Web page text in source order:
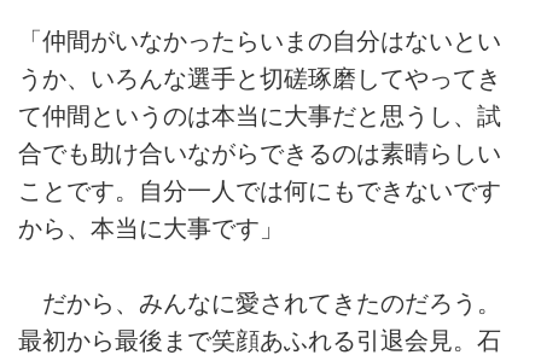
「仲間がいなかったらいまの自分はないとい
うか、いろんな選手と切磋琢磨してやってき
て仲間というのは本当に大事だと思うし、試
合でも助け合いながらできるのは素晴らしい
ことです。自分一人では何にもできないです
から、本当に大事です」
だから、みんなに愛されてきたのだろう。
最初から最後まで笑顔あふれる引退会見。石